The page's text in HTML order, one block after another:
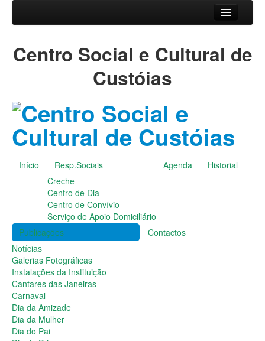
Resp.Sociais
Serviço de Apoio Domiciliário
Agenda
Historial
Publicações
Notícias
Galerias Fotográficas
Instalações da Instituição
Cantares das Janeiras
Carnaval
Dia da Amizade
Dia da Mulher
Dia do Pai
Dia da Primavera
Festejos da Páscoa
Dia da Mãe
Dia Mundial da Criança
Marchas Populares
Dia dos Avós
Centro Social e Cultural de
Custóias
Início
Resp.Sociais
Creche
Centro de Dia
Centro de Convívio
Serviço de Apoio Domiciliário
Agenda Historial
Publicações
Notícias
Galerias Fotográficas
Instalações da Instituição
Cantares das Janeiras
Carnaval
Dia da Amizade
Dia da Mulher
Dia do Pai
Contactos